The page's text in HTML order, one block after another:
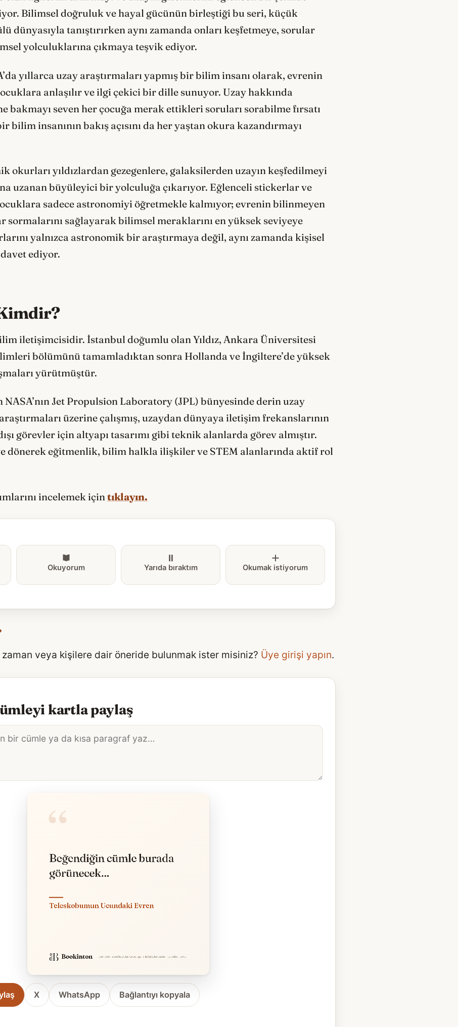
Bilimsel doğruluk ve hayal gücünün birleştiği bu seri, küçük
dünyasıyla tanıştırırken aynı zamanda onları keşfetmeye, sorular
yolculuklarına çıkmaya teşvik ediyor.
yıllarca uzay araştırmaları yapmış bir bilim insanı olarak, evrenin
anlaşılır ve ilgi çekici bir dille sunuyor. Uzay hakkında
bakmayı seven her çocuğa merak ettikleri soruları sorabilme fırsatı
bilim insanının bakış açısını da her yaştan okura kazandırmayı
okurları yıldızlardan gezegenlere, galaksilerden uzayın keşfedilmeyi
uzanan büyüleyici bir yolculuğa çıkarıyor. Eğlenceli stickerlar ve
sadece astronomiyi öğretmekle kalmıyor; evrenin bilinmeyen
sormalarını sağlayarak bilimsel meraklarını en yüksek seviyeye
yalnızca astronomik bir araştırmaya değil, aynı zamanda kişisel
ediyor.
iletişimcisidir. İstanbul doğumlu olan Yıldız, Ankara Üniversitesi
bölümünü tamamladıktan sonra Hollanda ve İngiltere’de yüksek
yürütmüştür.
NASA’nın Jet Propulsion Laboratory (JPL) bünyesinde derin uzay
üzerine çalışmış, uzaydan dünyaya iletişim frekanslarının
görevler için altyapı tasarımı gibi teknik alanlarda görev almıştır.
dönerek eğitmenlik, bilim halkla ilişkiler ve STEM alanlarında aktif rol
incelemek için tıklayın.
Okuyorum Yarıda bıraktım Okumak istiyorum
veya kişilere dair öneride bulunmak ister misiniz? Üye girişi yapın.
kartla paylaş
X WhatsApp Bağlantıyı kopyala